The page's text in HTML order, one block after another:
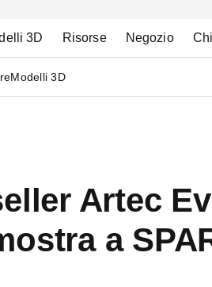
3D Risorse Negozio
Modelli 3D
Artec
a